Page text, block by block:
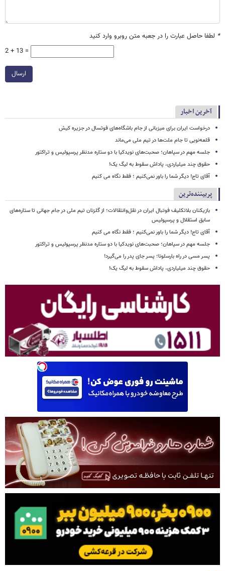
* لطفا حاصل عبارت را در جعبه متن روبرو وارد کنید
2 + 13 =
ارسال
آخرین اخبار
درخواست ایران برای میزبانی از جام باشگاه‌های فوتسال در جزیره کیش
قلعه‌نویی تا جام ملت‌ها در تیم ملی می‌ماند
جلسه مهم در سپاهان؛ صحبت‌های نویدکیا با دو ستاره مدنظر پرسپولیس و تراکتور
حقوق چند میلیاردی، پاداش سقوط به لیگ یک!
آقای تاج! دیگر شما را باور نمی‌کنیم ؛ فقط نگاه می کنیم
پربیننده‌ترین
بازیکنان بلاتکلیف فوتبال ایران در نقل‌وانتقالات؛ از گلزنان تیم ملی در جام جهانی تا ستاره‌های
سابق استقلال و پرسپولیس
آقای تاج! دیگر شما را باور نمی‌کنیم ؛ فقط نگاه می کنیم
جلسه مهم در سپاهان؛ صحبت‌های نویدکیا با دو ستاره مدنظر پرسپولیس و تراکتور
پسر مسی در راه بارسلونا؛ پسر جای پدر را می‌گیرد!
حقوق چند میلیاردی، پاداش سقوط به لیگ یک!